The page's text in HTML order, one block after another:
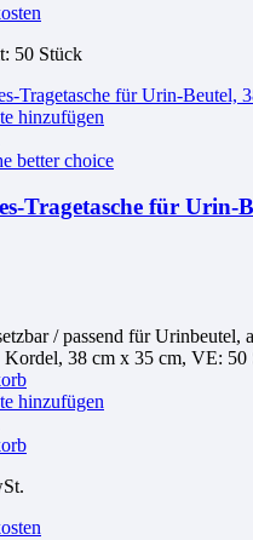
50 Stück
hinzufügen
better choice
Tragetasche für Urin-
/ passend für Urinbeutel,
Kordel, 38 cm x 35 cm, VE:
hinzufügen